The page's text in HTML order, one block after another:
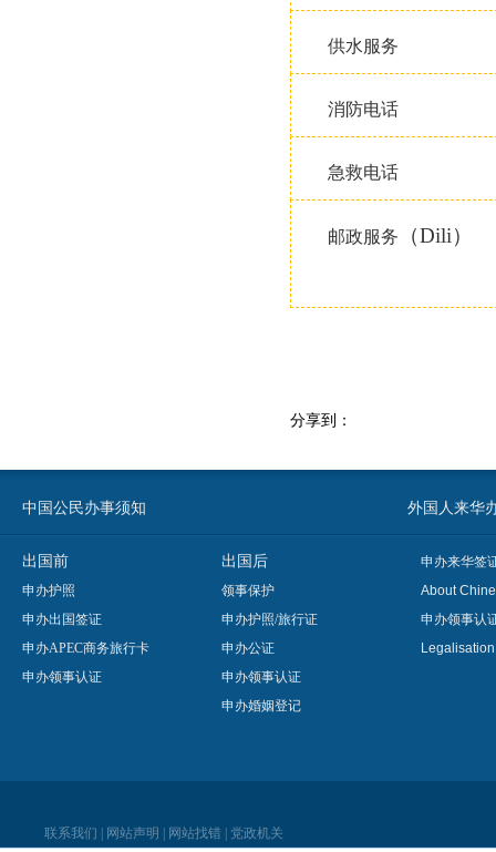
供水服务
消防电话
急救电话
邮政服务 （Dili）
分享到：
中国公民办事须知 外国人来华
出国前
申办护照
申办出国签证
申办APEC商务旅行卡
申办领事认证
出国后
领事保护
申办护照/旅行证
申办公证
申办领事认证
申办婚姻登记
申办来华签
About
申办领事认
联系我们 网站声明 网站找错 党政机关